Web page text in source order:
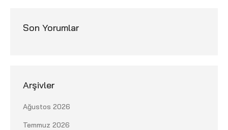
Son Yorumlar
Arşivler
Ağustos 2026
Temmuz 2026